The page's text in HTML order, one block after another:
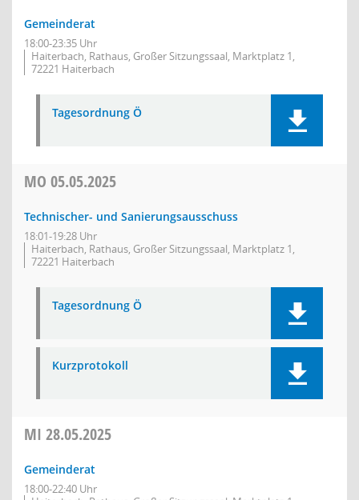
Gemeinderat
18:00-23:35 Uhr
Haiterbach, Rathaus, Großer Sitzungssaal, Marktplatz 1,
72221 Haiterbach
Tagesordnung Ö
MO 05.05.2025
Technischer- und Sanierungsausschuss
18:01-19:28 Uhr
Haiterbach, Rathaus, Großer Sitzungssaal, Marktplatz 1,
72221 Haiterbach
Tagesordnung Ö
Kurzprotokoll
MI 28.05.2025
Gemeinderat
18:00-22:40 Uhr